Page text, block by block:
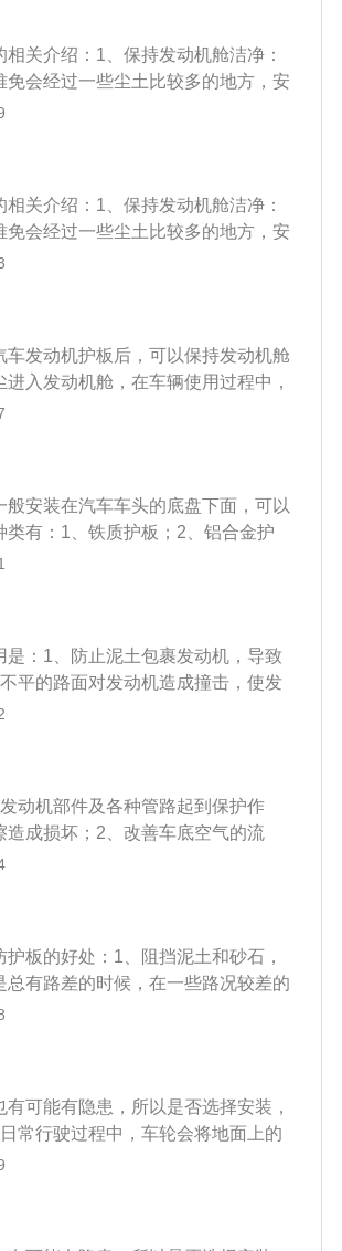
沥青涂层。它具有无毒、高遮盖
板、行李箱等暴露部位，快速干燥
防止飞石和沙砾的撞击，避免潮
锈和锈蚀，保护车主的行车安全。
关介绍：1、保持发动机舱洁净：
会经过一些尘土比较多的地方，安
进入发动机舱，保持发动机舱洁
起沙石，这些沙石对发动机的敲击
出现发动机故障，影响发动机使用
剐蹭驾车通过一些凹凸不平路面
发动机产生剐蹭，有发动机护板之
护发动机，如果发动机护板损坏可
关介绍：1、保持发动机舱洁净：
会经过一些尘土比较多的地方，安
进入发动机舱，保持发动机舱洁
起沙石，这些沙石对发动机的敲击
出现发动机故障，影响发动机使用
剐蹭驾车通过一些凹凸不平路面
发动机产生剐蹭，有发动机护板之
护发动机，如果发动机护板损坏可
发动机护板后，可以保持发动机舱
入发动机舱，在车辆使用过程中，
板分为：1、硬塑、树脂护板；2、
包裹发动机，并在行驶过程中防止
发动机的损坏。
安装在汽车车头的底盘下面，可以
有：1、铁质护板；2、铝合金护
加装护板的原因是：1、发动机是
、车辆在使用过程中，会遇到很多
盘造成腐蚀，安装发动机护板后可
：1、防止泥土包裹发动机，导致
平的路面对发动机造成撞击，使发
行过程中由于外在因素导致发动机
发生碰撞的过程中阻碍发动机保护
动机部件及各种管路起到保护作
成损坏；2、改善车底空气的流
性及整车震动噪声性能。汽车下护
车下护板的弊端：在发生碰撞的过
的保护作用。
板的好处：1、阻挡泥土和砂石，
有路差的时候，在一些路况较差的
土会流进底盘各个部位，砂石会碰
动机难以散热，带来额外磨损；
常清楚，发动机的油底壳是十分重
时候路过不好的马路，高高低低的
刮到好几次，每次刮到底盘心里都
么心疼了，这样防护板就可以保护
可能有隐患，所以是否选择安装，
常行驶过程中，车轮会将地面上的
能会对汽车底盘零件造成一定程度
机下沉的功能，从而增加车内人员